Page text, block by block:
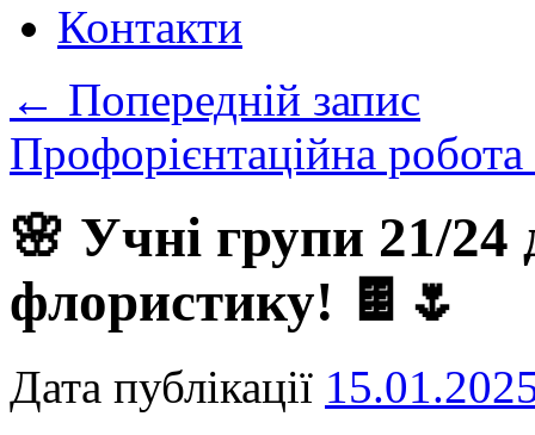
Контакти
← Попередній запис
Профорієнтаційна
🌸 Учні групи 21/24
флористику! 🍫🌷
Дата публікації